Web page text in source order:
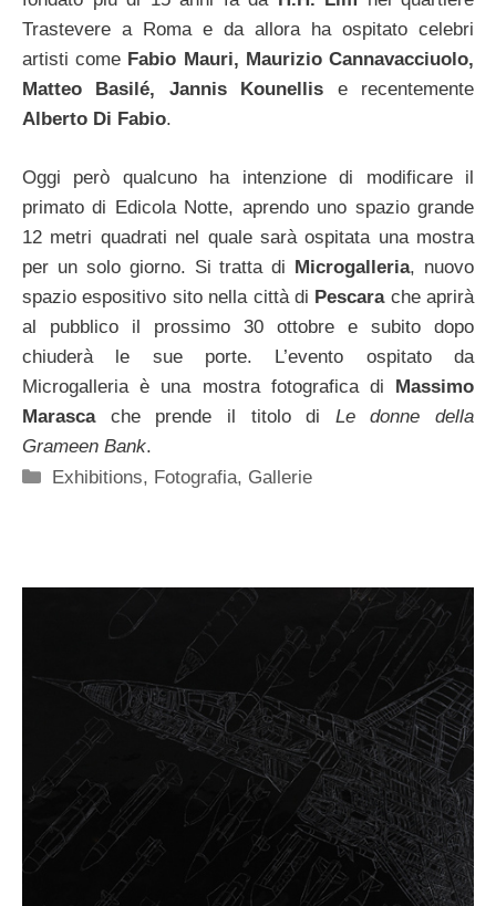
Trastevere a Roma e da allora ha ospitato celebri
artisti come Fabio Mauri, Maurizio Cannavacciuolo,
Matteo Basilé, Jannis Kounellis e recentemente
Alberto Di Fabio.
Oggi però qualcuno ha intenzione di modificare il
primato di Edicola Notte, aprendo uno spazio grande
12 metri quadrati nel quale sarà ospitata una mostra
per un solo giorno. Si tratta di Microgalleria, nuovo
spazio espositivo sito nella città di Pescara che aprirà
al pubblico il prossimo 30 ottobre e subito dopo
chiuderà le sue porte. L’evento ospitato da
Microgalleria è una mostra fotografica di Massimo
Marascache prende il titolo di Le donne della
Grameen Bank.
Categorie
Exhibitions, Fotografia, Gallerie